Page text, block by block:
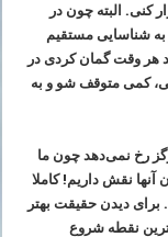
کنی. البته چون در
به شناسایی مستقیم
هر وقت گمان کردی در
کمی ‌متوقف شو و به
رخ نمی‌دهد چون ما
نقش داریم! کاملا
دیدن حقیقت بهتر
نقطه شروع